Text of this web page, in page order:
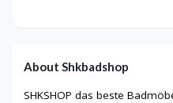
About Shkbadshop
SHKSHOP das beste